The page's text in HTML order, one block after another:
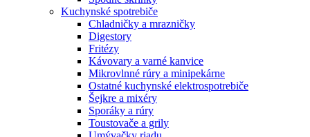
Kuchynské spotrebiče
Chladničky a mrazničky
Digestory
Fritézy
Kávovary a varné kanvice
Mikrovlnné rúry a minipekárne
Ostatné kuchynské elektrospotrebiče
Šejkre a mixéry
Sporáky a rúry
Toustovače a grily